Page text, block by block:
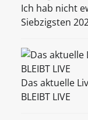
Ich hab nicht
Siebzigsten
Das aktuelle
BLEIBT LIVE